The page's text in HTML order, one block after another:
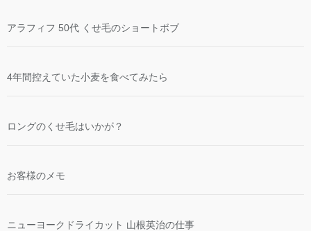
アラフィフ 50代 くせ毛のショートボブ
4年間控えていた小麦を食べてみたら
ロングのくせ毛はいかが？
お客様のメモ
ニューヨークドライカット 山根英治の仕事